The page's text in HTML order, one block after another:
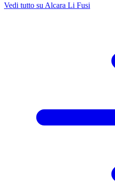
Vedi tutto su Alcara Li Fusi